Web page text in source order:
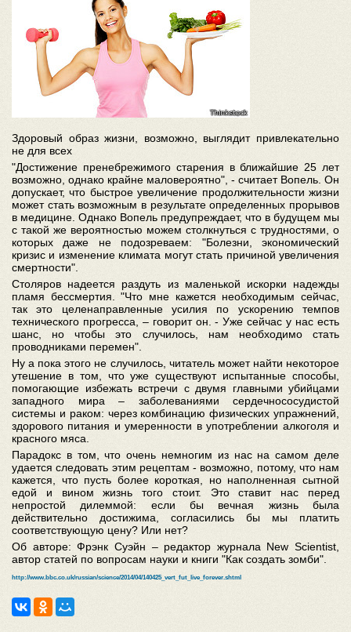
Здоровый образ жизни, возможно, выглядит привлекательно
не для всех
"Достижение пренебрежимого старения в ближайшие 25 лет
возможно, однако крайне маловероятно", - считает Вопель. Он
допускает, что быстрое увеличение продолжительности жизни
может стать возможным в результате определенных прорывов
в медицине. Однако Вопель предупреждает, что в будущем мы
с такой же вероятностью можем столкнуться с трудностями, о
которых даже не подозреваем: "Болезни, экономический
кризис и изменение климата могут стать причиной увеличения
смертности".
Столяров надеется раздуть из маленькой искорки надежды
пламя бессмертия. "Что мне кажется необходимым сейчас,
так это целенаправленные усилия по ускорению темпов
технического прогресса, – говорит он. - Уже сейчас у нас есть
шанс, но чтобы это случилось, нам необходимо стать
проводниками перемен".
Ну а пока этого не случилось, читатель может найти некоторое
утешение в том, что уже существуют испытанные способы,
помогающие избежать встречи с двумя главными убийцами
западного мира – заболеваниями сердечнососудистой
системы и раком: через комбинацию физических упражнений,
здорового питания и умеренности в употреблении алкоголя и
красного мяса.
Парадокс в том, что очень немногим из нас на самом деле
удается следовать этим рецептам - возможно, потому, что нам
кажется, что пусть более короткая, но наполненная сытной
едой и вином жизнь того стоит. Это ставит нас перед
непростой дилеммой: если бы вечная жизнь была
действительно достижима, согласились бы мы платить
соответствующую цену? Или нет?
Об авторе: Фрэнк Суэйн – редактор журнала New Scientist,
автор статей по вопросам науки и книги "Как создать зомби".
http://www.bbc.co.uk/russian/science/2014/04/140425_vert_fut_live_forever.shtml